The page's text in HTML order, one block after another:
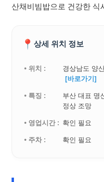
산채비빔밥으로 건강한 식
📍 상세 위치 정보
• 위치 :
경상남도 양
[바로가기]
• 특징 :
부산 대표 명
정상 조망
• 영업시간 : 확인 필요
• 주차 :
확인 필요